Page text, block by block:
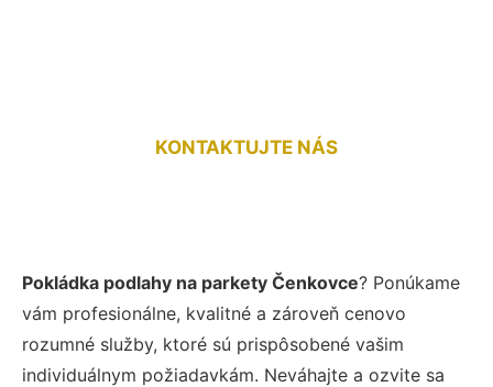
KONTAKTUJTE NÁS
Pokládka podlahy na parkety Čenkovce? Ponúkame
vám profesionálne, kvalitné a zároveň cenovo
rozumné služby, ktoré sú prispôsobené vašim
individuálnym požiadavkám. Neváhajte a ozvite sa